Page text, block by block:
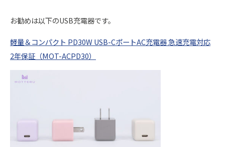
お勧めは以下のUSB充電器です。
軽量＆コンパクト PD30W USB-CポートAC充電器 急速充電対応
2年保証（MOT-ACPD30）